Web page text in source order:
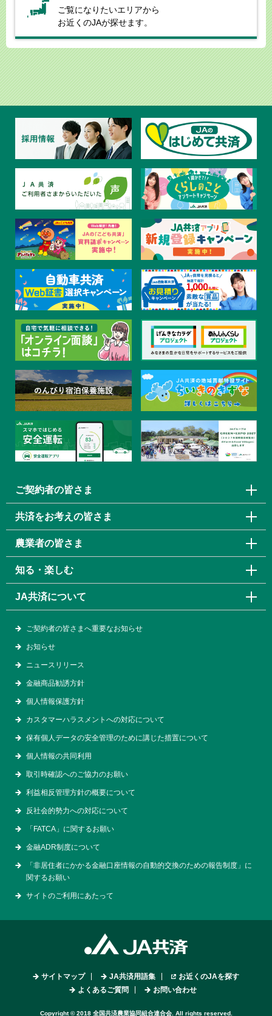
ご覧になりたいエリアから
お近くのJAが探せます。
ご契約者の皆さま
共済をお考えの皆さま
農業者の皆さま
知る・楽しむ
JA共済について
ご契約者の皆さまへ重要なお知らせ
お知らせ
ニュースリリース
金融商品勧誘方針
個人情報保護方針
カスタマーハラスメントへの対応について
保有個人データの安全管理のために講じた措置について
個人情報の共同利用
取引時確認へのご協力のお願い
利益相反管理方針の概要について
反社会的勢力への対応について
「FATCA」に関するお願い
金融ADR制度について
「非居住者にかかる金融口座情報の自動的交換のための報告制度」に
関するお願い
サイトのご利用にあたって
サイトマップ JA共済用語集
お近くのJAを探す
よくあるご質問
お問い合わせ
Copyright © 2018 全国共済農業協同組合連合会. All rights reserved.